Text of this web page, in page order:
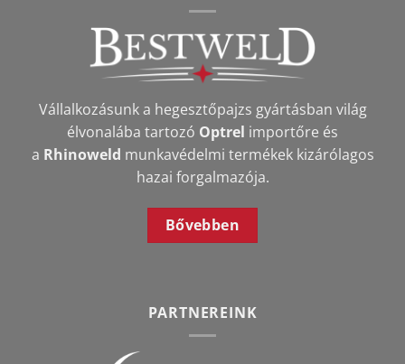
Vállalkozásunk a hegesztőpajzs gyártásban világ
élvonalába tartozó Optrel importőre és
a Rhinoweld munkavédelmi termékek kizárólagos
hazai forgalmazója.
Bővebben
PARTNEREINK